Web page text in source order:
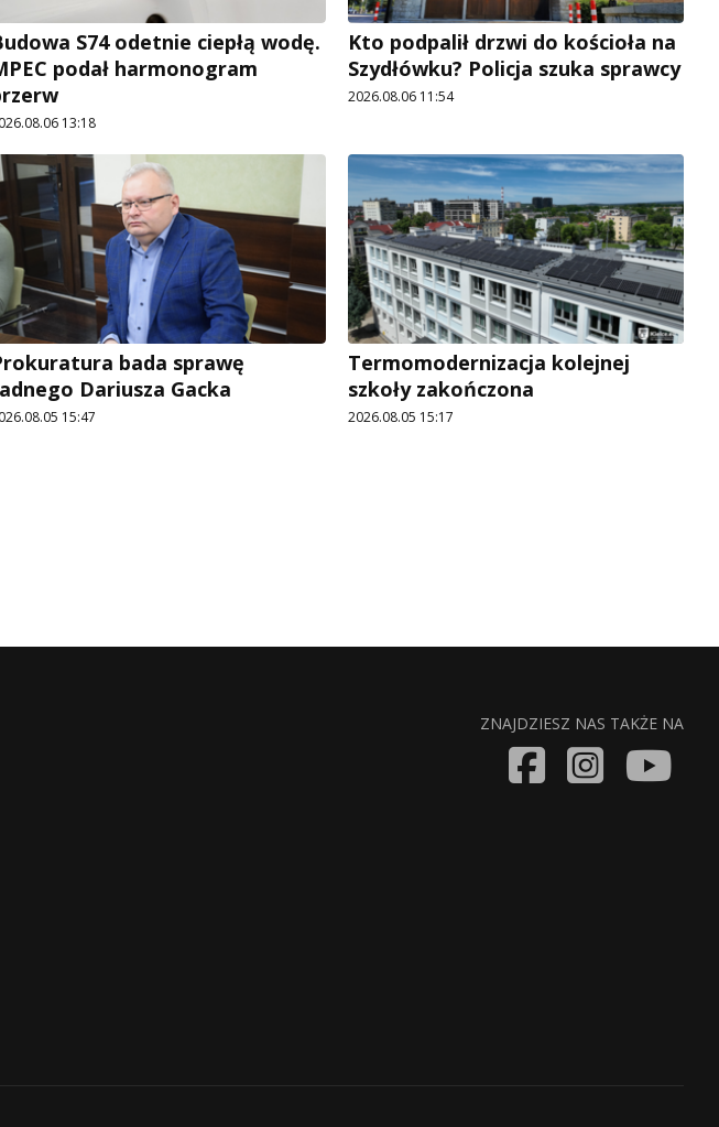
S74 odetnie ciepłą wodę.
podał harmonogram
13:18
Kto podpalił drzwi do kościoła na
Szydłówku? Policja szuka sprawcy
2026.08.06 11:54
bada sprawę
Dariusza Gacka
15:47
Termomodernizacja kolejnej
szkoły zakończona
2026.08.05 15:17
ZNAJDZIESZ NAS TAKŻE NA